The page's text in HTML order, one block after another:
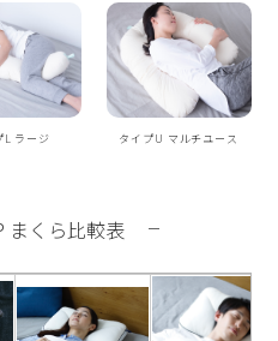
L ラージ タイプU マルチユース
まくら比較表